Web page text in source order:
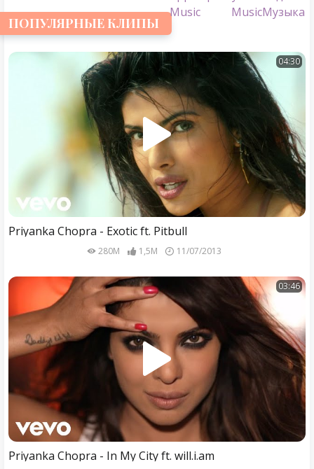
ПОПУЛЯРНЫЕ КЛИПЫ
04:30
Priyanka Chopra - Exotic ft. Pitbull
280M 1,5M 11/07/2013
03:46
Priyanka Chopra - In My City ft. will.i.am